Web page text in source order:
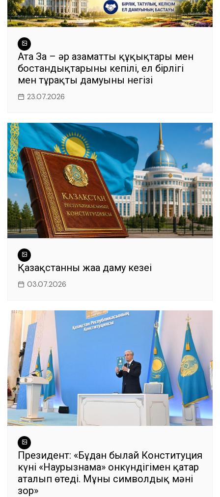
Ата Заң – әр азаматтың құқықтары мен
бостандықтарының кепілі, ел бірлігі
мен тұрақты дамуының негізі
23.07.2026
Қазақстанның жаңа даму кезеңі
03.07.2026
Президент: «Бұдан былай Конституция
күні «Наурызнама» онкүндігімен қатар
аталып өтеді. Мұның символдық мәні
зор»